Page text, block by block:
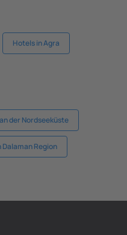
Hotels in Agra
der Nordseeküste
Dalaman Region